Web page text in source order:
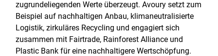
zugrundeliegenden Werte überzeugt. Avoury setzt zum
Beispiel auf nachhaltigen Anbau, klimaneutralisierte
Logistik, zirkuläres Recycling und engagiert sich
zusammen mit Fairtrade, Rainforest Alliance und
Plastic Bank für eine nachhaltigere Wertschöpfung.